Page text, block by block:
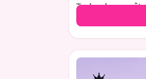
Technology,
vận động cho
hành, có giáo
gần 450 chữ ký